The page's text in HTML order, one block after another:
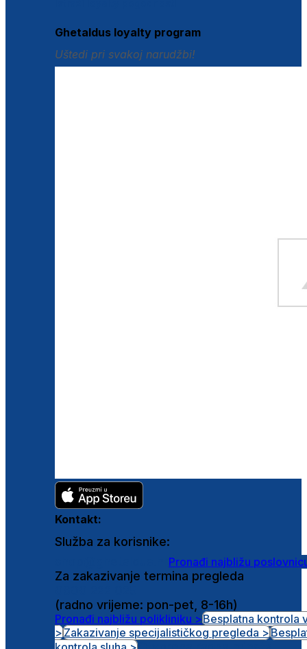
Ghetaldus loyalty program
Uštedi pri svakoj narudžbi!
Kontakt:
Služba za korisnike:
Pronađi najbližu
Za zakazivanje termina pregleda
(radno vrijeme: pon-pet, 8-16h)
Pronađi najbližu polikliniku >Besplatna kontrola
>Zakazivanje specijalističkog pregleda >